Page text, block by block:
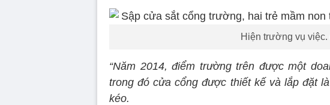
Hiện trường vụ việc.
“Năm 2014, điểm trường trên được một
trong đó cửa cổng được thiết kế và lắp đặt
kéo.